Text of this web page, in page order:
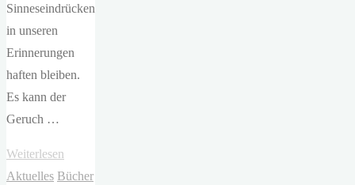
Sinneseindrücken
in unseren
Erinnerungen
haften bleiben.
Es kann der
Geruch …
Weiterlesen
Hunter
Aktuelles Bücher